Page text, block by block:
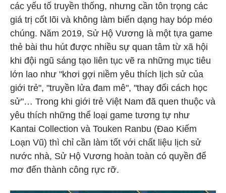
các yếu tố truyền thống, nhưng cần tôn trọng các
giá trị cốt lõi và không làm biến dạng hay bóp méo
chúng. Năm 2019, Sử Hộ Vương là một tựa game
thẻ bài thu hút được nhiều sự quan tâm từ xã hội
khi đội ngũ sáng tạo liên tục vẽ ra những mục tiêu
lớn lao như "khơi gợi niềm yêu thích lịch sử của
giới trẻ", "truyền lửa đam mê", "thay đổi cách học
sử"… Trong khi giới trẻ Việt Nam đã quen thuộc và
yêu thích những thể loại game tương tự như
Kantai Collection và Touken Ranbu (Đao Kiếm
Loạn Vũ) thì chỉ cần làm tốt với chất liệu lịch sử
nước nhà, Sử Hộ Vương hoàn toàn có quyền để
mơ đến thành công rực rỡ.